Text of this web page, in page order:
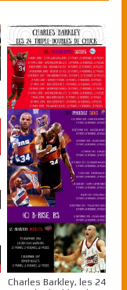
Charles Barkley, les 24